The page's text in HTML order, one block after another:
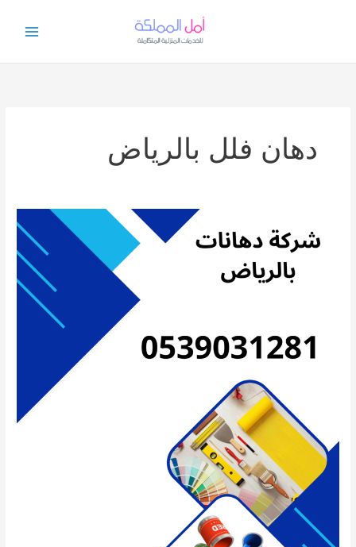
دهان فلل بالرياض